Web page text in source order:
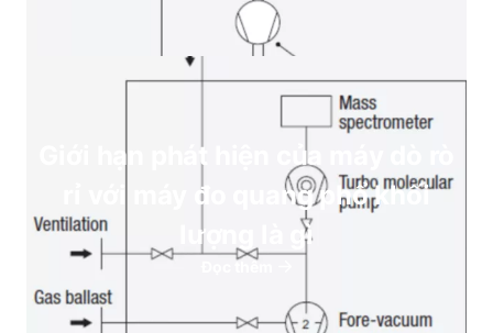
Giới hạn phát hiện của máy dò rò
rỉ với máy đo quang phổ khối
lượng là gì
Đọc thêm